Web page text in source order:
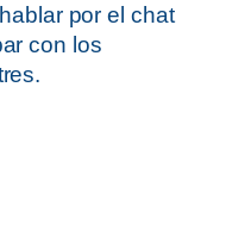
por el chat
con los